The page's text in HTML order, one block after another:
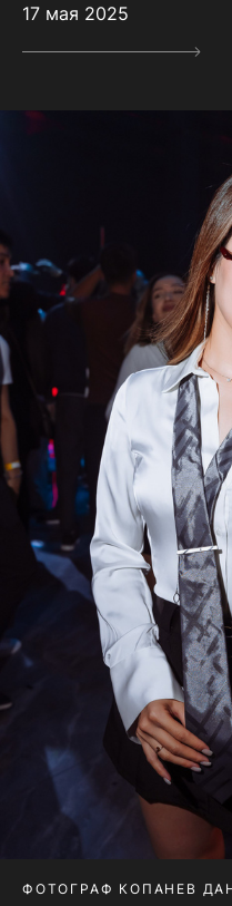
17 мая 2025
ФОТОГРАФ КОПАНЕВ